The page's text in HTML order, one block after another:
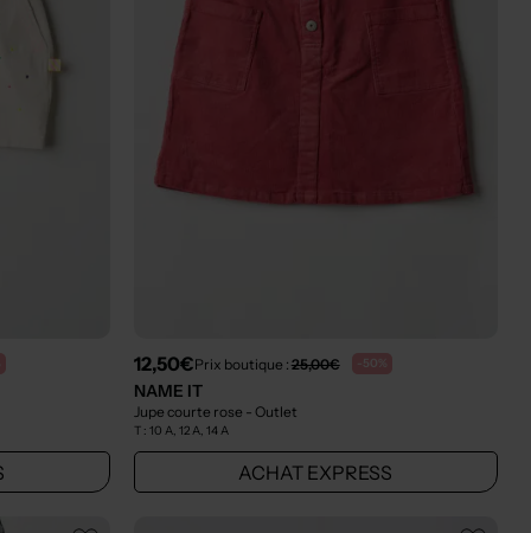
12,50€Prix boutique : 25,00€ -50%
NAME IT
Jupe courte rose - Outlet
T : 10 A, 12 A, 14 A
ACHAT EXPRESS